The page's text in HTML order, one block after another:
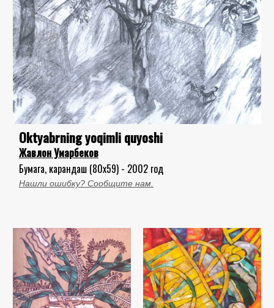
Oktyabrning yoqimli quyoshi
Жавлон Умарбеков
Бумага, карандаш (80x59) - 2002 год
Нашли ошибку? Сообщите нам.